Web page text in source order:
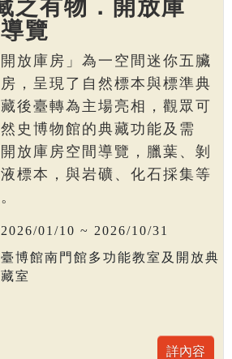
之有物．開放庫
覽
開放庫房」為一空間迷你五臟
，呈現了自然標本與標準典
後臺轉為主場亮相，觀眾可
史博物館的典藏功能及需
放庫房空間導覽，臘葉、剝
標本，與岩礦、化石採集等
2026/01/10 ~ 2026/10/31
臺博館南門館多功能教室及開放典
藏室